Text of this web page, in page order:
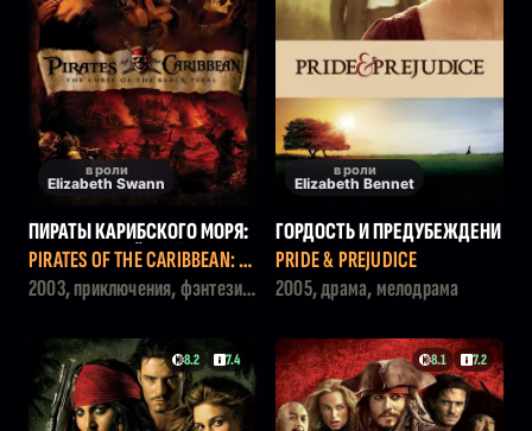
в роли
Elizabeth Swann
ПИРАТЫ КАРИБСКОГО МОРЯ:
ПРОКЛЯТИЕ ЧЁРНОЙ ЖЕМЧУ
ЖИНЫ
PIRATES OF THE CARIBBEAN: T
HE CURSE OF THE BLACK PEAR
2003, приключения, фэнтези,
в роли
Elizabeth Bennet
ГОРДОСТЬ И ПРЕДУБЕЖДЕНИ
Е
PRIDE & PREJUDICE
2005, драма, мелодрама
8.2 7.4 8.1 7.2